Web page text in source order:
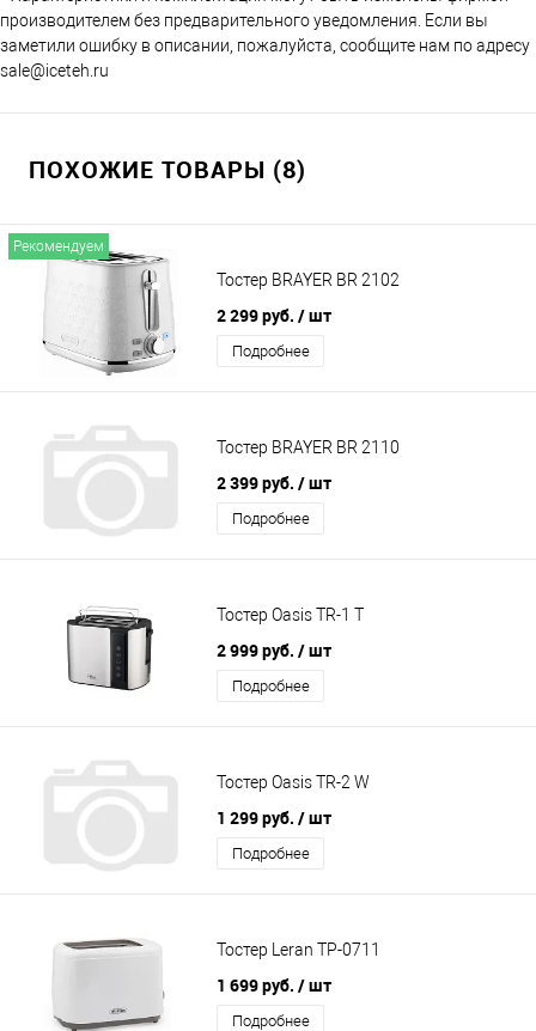
производителем без предварительного уведомления. Если вы
заметили ошибку в описании, пожалуйста, сообщите нам по адресу
sale@iceteh.ru
ПОХОЖИЕ ТОВАРЫ (8)
Рекомендуем
Тостер BRAYER BR 2102
2 299 руб. / шт
Подробнее
Тостер BRAYER BR 2110
2 399 руб. / шт
Подробнее
Тостер Oasis TR-1 T
2 999 руб. / шт
Подробнее
Тостер Oasis TR-2 W
1 299 руб. / шт
Подробнее
Тостер Leran TP-0711
1 699 руб. / шт
Подробнее